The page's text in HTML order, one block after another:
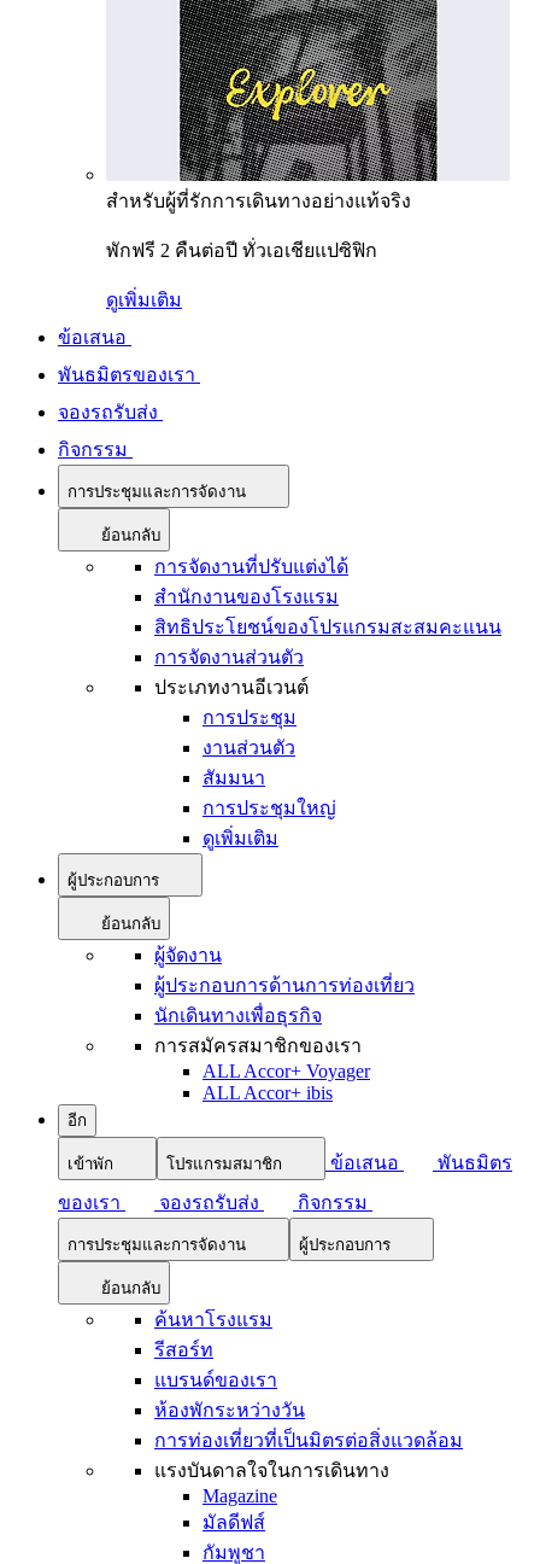
สำหรับผู้ที่รักการเดินทางอย่างแท้จริง
พักฟรี 2 คืนต่อปี ทั่วเอเชียแปซิฟิก
ดูเพิ่มเติม
ข้อเสนอ
พันธมิตรของเรา
จองรถรับส่ง
กิจกรรม
การประชุมและการจัดงาน
ย้อนกลับ
การจัดงานที่ปรับแต่งได้
สำนักงานของโรงแรม
สิทธิประโยชน์ของโปรแกรมสะสมคะแนน
การจัดงานส่วนตัว
ประเภทงานอีเวนต์
การประชุม
งานส่วนตัว
สัมมนา
การประชุมใหญ่
ดูเพิ่มเติม
ผู้ประกอบการ
ย้อนกลับ
ผู้จัดงาน
ผู้ประกอบการด้านการท่องเที่ยว
นักเดินทางเพื่อธุรกิจ
การสมัครสมาชิกของเรา
ALL Accor+ Voyager
ALL Accor+ ibis
อีก
เข้าพัก โปรแกรมสมาชิก ข้อเสนอ
พันธมิตร
ของเรา
จองรถรับส่ง กิจกรรม
การประชุมและการจัดงาน ผู้ประกอบการ
ย้อนกลับ
ค้นหาโรงแรม
รีสอร์ท
แบรนด์ของเรา
ห้องพักระหว่างวัน
การท่องเที่ยวที่เป็นมิตรต่อสิ่งแวดล้อม
แรงบันดาลใจในการเดินทาง
Magazine
มัลดีฟส์
กัมพูชา